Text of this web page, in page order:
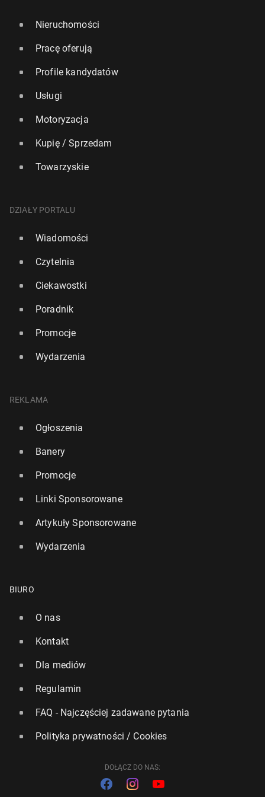
Nieruchomości
Pracę oferują
Profile kandydatów
Usługi
Motoryzacja
Kupię / Sprzedam
Towarzyskie
DZIAŁY PORTALU
Wiadomości
Czytelnia
Ciekawostki
Poradnik
Promocje
Wydarzenia
REKLAMA
Ogłoszenia
Banery
Promocje
Linki Sponsorowane
Artykuły Sponsorowane
Wydarzenia
BIURO
O nas
Kontakt
Dla mediów
Regulamin
FAQ - Najczęściej zadawane pytania
Polityka prywatności / Cookies
DOŁĄCZ DO NAS: